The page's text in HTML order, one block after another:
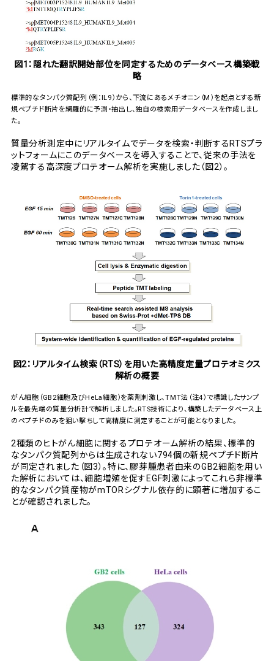
図1：隠れた翻訳開始部位を同定するためのデータベース構築戦
略
標準的なタンパク質配列（例：IL9）から、下流にあるメチオニン（M）を起点とする新
規ペプチド断片を網羅的に予測・抽出し、独自の検索用データベースを作成しまし
た。
質量分析測定中にリアルタイムでデータを検索・判断するRTSプラ
ットフォームにこのデータベースを導入することで、従来の手法を
凌駕する高深度プロテオーム解析を実施しました（図2）。
図2：リアルタイム検索（RTS）を用いた高精度定量プロテオミクス
解析の概要
がん細胞（GB2細胞及びHeLa細胞）を薬剤刺激し、TMT法（注4）で標識したサンプ
ルを最先端の質量分析計で解析しました。RTS技術により、構築したデータベース上
のペプチドのみを狙い撃ちして高精度に測定することが可能となりました。
2種類のヒトがん細胞に関するプロテオーム解析の結果、標準的
なタンパク質配列からは生成されない794個の新規ペプチド断片
が同定されました（図3）。特に、膠芽腫患者由来のGB2細胞を用い
た解析においては、細胞増殖を促すEGF刺激によってこれら非標準
的なタンパク質産物がmTORシグナル依存的に顕著に増加するこ
とが確認されました。